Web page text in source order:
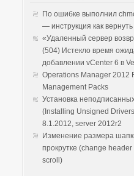
По ошибке выполнил
— инструкция как
«Удаленный сервер
(504) Истекло время
добавлении vCenter 6 в
Operations Manager 2012
Management Packs
Установка
(Installing Unsigned
8.1.2012, server 2012r2
Изменение размера
прокрутке (change
scroll)